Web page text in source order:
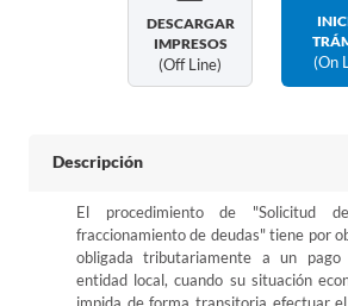
DESCARGAR
IMPRESOS
(off Line) (on
Descripción
El procedimiento de "Solicitud
fraccionamiento de deudas" tiene por
obligada tributariamente a un
entidad local, cuando su situación